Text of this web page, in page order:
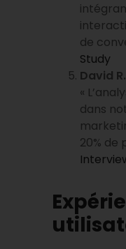
de
Study
David
«
dans
20% de